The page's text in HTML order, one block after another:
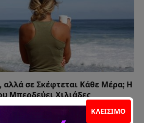
ΚΛΕΊΣΙΜΟ
αλλά σε Σκέφτεται Κάθε Μέρα; Η
Μπερδεύει Χιλιάδες